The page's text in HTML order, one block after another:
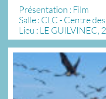
Présentation : Film
Salle : CLC - Centre
Lieu : LE GUILVINEC,